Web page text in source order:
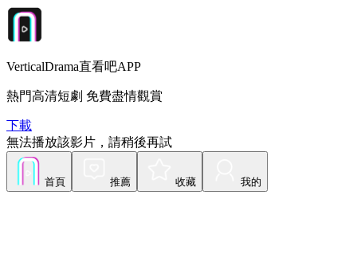
VerticalDrama直看吧APP
熱門高清短劇 免費盡情觀賞
下載
無法播放該影片，請稍後再試
首頁 推薦 收藏 我的